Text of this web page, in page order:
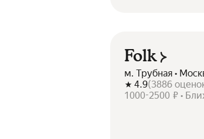
Folk
м. Трубная •
4.9(3886
1000-2500 ₽ •